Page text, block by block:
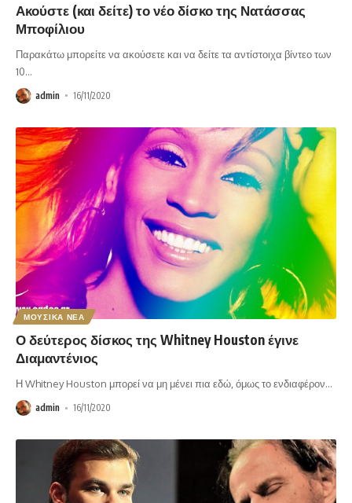
Ακούστε (και δείτε) το νέο δίσκο της Νατάσσας
Μποφίλιου
Παρακάτω μπορείτε να ακούσετε και να δείτε τα αντίστοιχα βίντεο των
10…
admin 16/11/2020
ΜΟΥΣΙΚΑ ΝΕΑ
Ο δεύτερος δίσκος της Whitney Houston έγινε
Διαμαντένιος
Η Whitney Houston μπορεί να μη μένει πια εδώ, όμως το ενδιαφέρον…
admin 16/11/2020